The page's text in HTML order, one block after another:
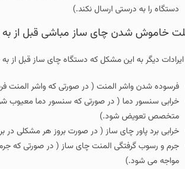
دستگاه را به درستی ارسال نکند.)
خاموش شدن چای ساز مباشی قبل از
ایرادات دیگر به این مشکل که دستگاه چای ساز قبل
فرسوده شدن واشر المنت ( در صورتی که واشر المنت
خرابی سنسور دما ( در صورتی که سنسور دما معیوب
متخصص تعویض شود.)
خرابی برد پاور چای ساز ( در صورت بروز هر مشکلی در
جرم و رسوب گرفتگی المنت چای ساز ( در صورتی که
مواجه می شود.)